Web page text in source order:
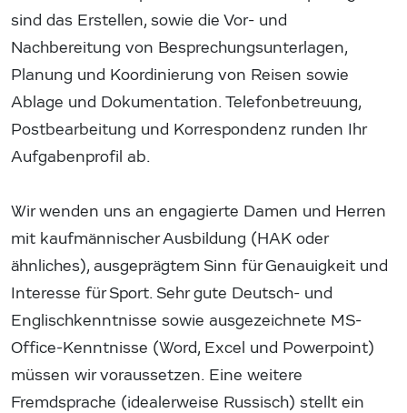
sind das Erstellen, sowie die Vor- und
Nachbereitung von Besprechungsunterlagen,
Planung und Koordinierung von Reisen sowie
Ablage und Dokumentation. Telefonbetreuung,
Postbearbeitung und Korrespondenz runden Ihr
Aufgabenprofil ab.
Wir wenden uns an engagierte Damen und Herren
mit kaufmännischer Ausbildung (HAK oder
ähnliches), ausgeprägtem Sinn für Genauigkeit und
Interesse für Sport. Sehr gute Deutsch- und
Englischkenntnisse sowie ausgezeichnete MS-
Office-Kenntnisse (Word, Excel und Powerpoint)
müssen wir voraussetzen. Eine weitere
Fremdsprache (idealerweise Russisch) stellt ein